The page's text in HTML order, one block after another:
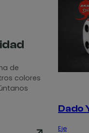
Dado
Eje
de
colores